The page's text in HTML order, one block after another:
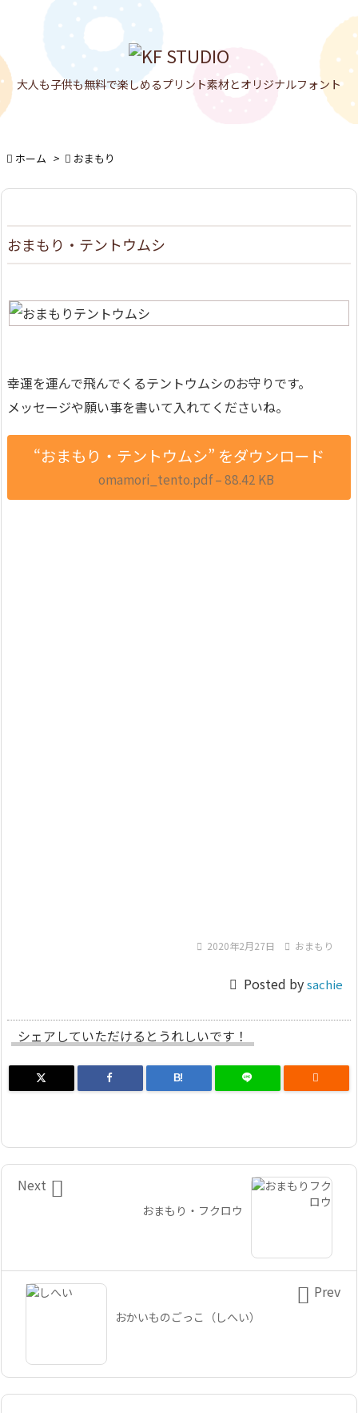
大人も子供も無料で楽しめるプリント素材とオリジナルフォント
メニュ

サイド

検索
 ホーム >  おまもり
おまもり・テントウムシ
幸運を運んで飛んでくるテントウムシのお守りです。
メッセージや願い事を書いて入れてくださいね。
“おまもり・テントウムシ” をダウンロード
omamori_tento.pdf – 88.42 KB
 2020年2月27日  おまもり
 Posted bysachie
シェアしていただけるとうれしいです！
B! 
おまもり・フクロウ

Next
おかいものごっこ（しへい）
 Prev